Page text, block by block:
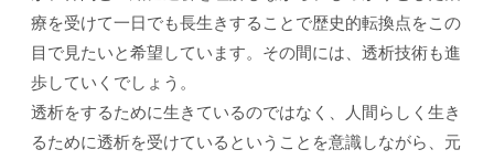
療を受けて一日でも長生きすることで歴史的転換点をこの
目で見たいと希望しています。その間には、透析技術も進
歩していくでしょう。
透析をするために生きているのではなく、人間らしく生き
るために透析を受けているということを意識しながら、元